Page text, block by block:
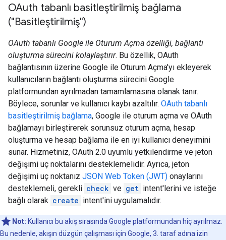
OAuth tabanlı basitleştirilmiş bağlama
("Basitleştirilmiş")
OAuth tabanlı Google ile Oturum Açma özelliği, bağlantı
oluşturma sürecini kolaylaştırır. Bu özellik, OAuth
bağlantısının üzerine Google ile Oturum Açma'yı ekleyerek
kullanıcıların bağlantı oluşturma sürecini Google
platformundan ayrılmadan tamamlamasına olanak tanır.
Böylece, sorunlar ve kullanıcı kaybı azaltılır. OAuth tabanlı
basitleştirilmiş bağlama, Google ile oturum açma ve OAuth
bağlamayı birleştirerek sorunsuz oturum açma, hesap
oluşturma ve hesap bağlama ile en iyi kullanıcı deneyimini
sunar. Hizmetiniz, OAuth 2.0 uyumlu yetkilendirme ve jeton
değişimi uç noktalarını desteklemelidir. Ayrıca, jeton
değişimi uç noktanız JSON Web Token (JWT) onaylarını
desteklemeli, gerekli check ve get intent'lerini ve isteğe
bağlı olarak create intent'ini uygulamalıdır.
Not: Kullanıcı bu akış sırasında Google platformundan hiç ayrılmaz.
Bu nedenle, akışın düzgün çalışması için Google, 3. taraf adına izin